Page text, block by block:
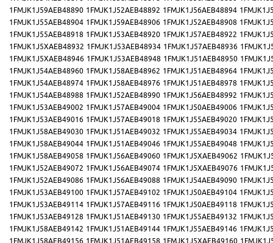
1FMJK1J59AEB48890 1FMJK1J52AEB48892 1FMJK1J56AEB48894
1FMJK1J55AEB48904 1FMJK1J59AEB48906 1FMJK1J52AEB48908
1FMJK1J55AEB48918 1FMJK1J53AEB48920 1FMJK1J57AEB48922
1FMJK1J5XAEB48932 1FMJK1J53AEB48934 1FMJK1J57AEB48936
1FMJK1J5XAEB48946 1FMJK1J53AEB48948 1FMJK1J51AEB48950
1FMJK1J54AEB48960 1FMJK1J58AEB48962 1FMJK1J51AEB48964
1FMJK1J54AEB48974 1FMJK1J58AEB48976 1FMJK1J51AEB48978
1FMJK1J54AEB48988 1FMJK1J52AEB48990 1FMJK1J56AEB48992
1FMJK1J53AEB49002 1FMJK1J57AEB49004 1FMJK1J50AEB49006
1FMJK1J53AEB49016 1FMJK1J57AEB49018 1FMJK1J55AEB49020
1FMJK1J58AEB49030 1FMJK1J51AEB49032 1FMJK1J55AEB49034
1FMJK1J58AEB49044 1FMJK1J51AEB49046 1FMJK1J55AEB49048
1FMJK1J58AEB49058 1FMJK1J56AEB49060 1FMJK1J5XAEB49062
1FMJK1J52AEB49072 1FMJK1J56AEB49074 1FMJK1J5XAEB49076
1FMJK1J52AEB49086 1FMJK1J56AEB49088 1FMJK1J54AEB49090
1FMJK1J53AEB49100 1FMJK1J57AEB49102 1FMJK1J50AEB49104
1FMJK1J53AEB49114 1FMJK1J57AEB49116 1FMJK1J50AEB49118
1FMJK1J53AEB49128 1FMJK1J51AEB49130 1FMJK1J55AEB49132
1FMJK1J58AEB49142 1FMJK1J51AEB49144 1FMJK1J55AEB49146